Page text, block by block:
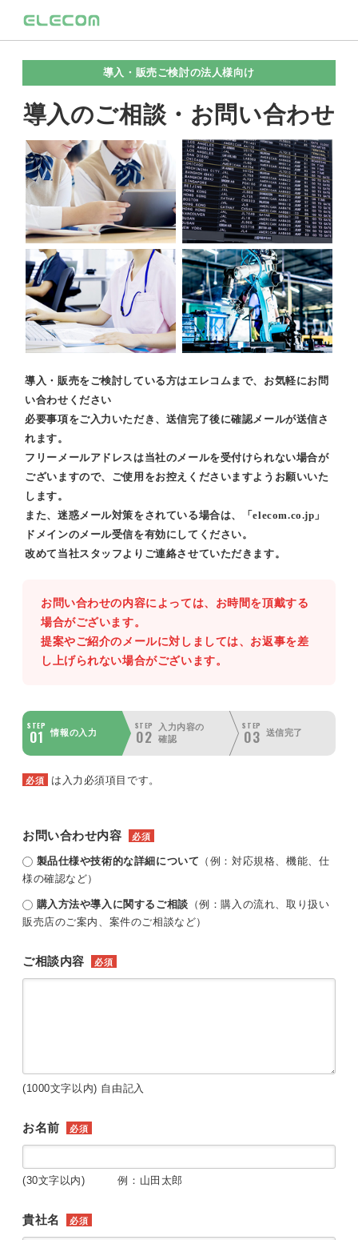
導入・販売ご検討の法人様向け
導入のご相談・お問い合わせ
導入・販売をご検討している方はエレコムまで、お気軽にお問
い合わせください
必要事項をご入力いただき、送信完了後に確認メールが送信さ
れます。
フリーメールアドレスは当社のメールを受付けられない場合が
ございますので、ご使用をお控えくださいますようお願いいた
します。
また、迷惑メール対策をされている場合は、「elecom.co.jp」
ドメインのメール受信を有効にしてください。
改めて当社スタッフよりご連絡させていただきます。
お問い合わせの内容によっては、お時間を頂戴する
場合がございます。
提案やご紹介のメールに対しましては、お返事を差
し上げられない場合がございます。
STEP
01 情報の入力
STEP
02
入力内容の
確認
STEP
03 送信完了
必須 は入力必須項目です。
お問い合わせ内容 必須
製品仕様や技術的な詳細について （例：対応規格、機能、仕
様の確認など）
購入方法や導入に関するご相談 （例：購入の流れ、取り扱い
販売店のご案内、案件のご相談など）
ご相談内容 必須
(1000文字以内) 自由記入
お名前 必須
(30文字以内) 例：山田太郎
貴社名 必須